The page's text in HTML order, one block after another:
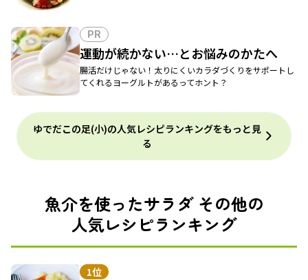
PR
運動が続かない…とお悩みのかたへ
腸活だけじゃない！太りにくいカラダづくりをサポートし
てくれるヨーグルトがあるってホント？
ゆでだこの足(小)の人気レシピランキングをもっと見
る
魚介を使ったサラダ その他の
人気レシピランキング
1位